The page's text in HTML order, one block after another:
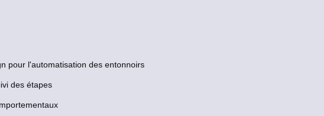
pour l'automatisation des entonnoirs
des étapes